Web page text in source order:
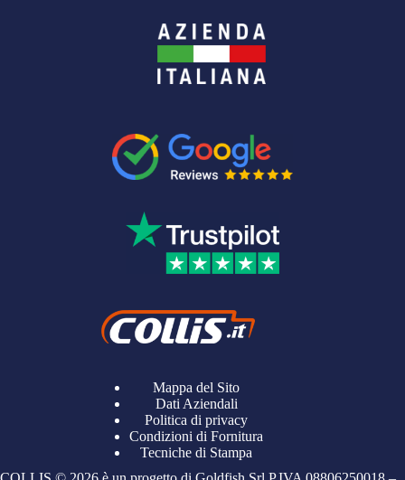
Mappa del Sito
Dati Aziendali
Politica di privacy
Condizioni di Fornitura
Tecniche di Stampa